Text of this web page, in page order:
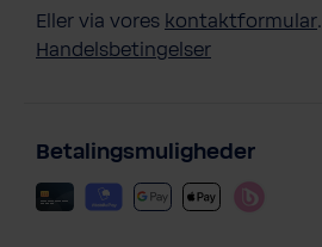
Eller via vores kontaktformular.
Handelsbetingelser
Betalingsmuligheder